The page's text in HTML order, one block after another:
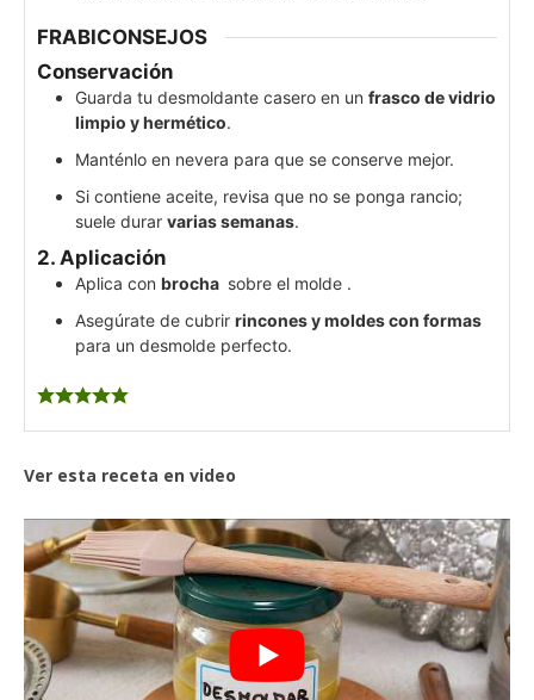
FRABICONSEJOS
Conservación
Guarda tu desmoldante casero en un frasco de vidrio
limpio y hermético.
Manténlo en nevera para que se conserve mejor.
Si contiene aceite, revisa que no se ponga rancio;
suele durar varias semanas.
2. Aplicación
Aplica con brocha sobre el molde .
Asegúrate de cubrir rincones y moldes con formas
para un desmolde perfecto.
Ver esta receta en video